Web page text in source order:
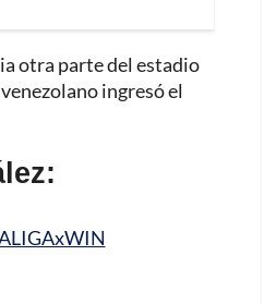
otra parte del estadio
ingresó el